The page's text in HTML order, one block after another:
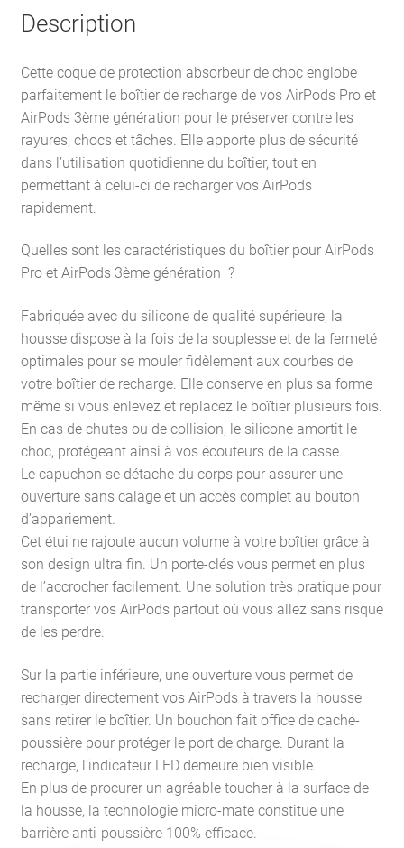
Description
Cette coque de protection absorbeur de choc englobe
parfaitement le boîtier de recharge de vos AirPods Pro et
AirPods 3ème génération pour le préserver contre les
rayures, chocs et tâches. Elle apporte plus de sécurité
dans l’utilisation quotidienne du boîtier, tout en
permettant à celui-ci de recharger vos AirPods
rapidement.
Quelles sont les caractéristiques du boîtier pour AirPods
Pro et AirPods 3ème génération ?
Fabriquée avec du silicone de qualité supérieure, la
housse dispose à la fois de la souplesse et de la fermeté
optimales pour se mouler fidèlement aux courbes de
votre boîtier de recharge. Elle conserve en plus sa forme
même si vous enlevez et replacez le boîtier plusieurs fois.
En cas de chutes ou de collision, le silicone amortit le
choc, protégeant ainsi à vos écouteurs de la casse.
Le capuchon se détache du corps pour assurer une
ouverture sans calage et un accès complet au bouton
d’appariement.
Cet étui ne rajoute aucun volume à votre boîtier grâce à
son design ultra fin. Un porte-clés vous permet en plus
de l’accrocher facilement. Une solution très pratique pour
transporter vos AirPods partout où vous allez sans risque
de les perdre.
Sur la partie inférieure, une ouverture vous permet de
recharger directement vos AirPods à travers la housse
sans retirer le boîtier. Un bouchon fait office de cache-
poussière pour protéger le port de charge. Durant la
recharge, l’indicateur LED demeure bien visible.
En plus de procurer un agréable toucher à la surface de
la housse, la technologie micro-mate constitue une
barrière anti-poussière 100% efficace.